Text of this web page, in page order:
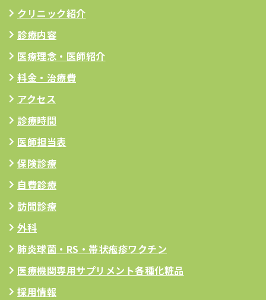
クリニック紹介
診療内容
医療理念 ・医師紹介
料金・治療費
アクセス
診療時間
医師担当表
保険診療
自費診療
訪問診療
外科
肺炎球菌・RS ・帯状疱疹ワクチン
医療機関専用サプリメント各種化粧品
採用情報